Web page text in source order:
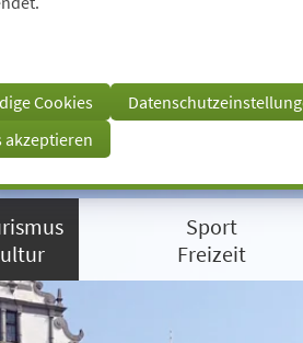
Cookies
akzeptieren
Sport
Freizeit